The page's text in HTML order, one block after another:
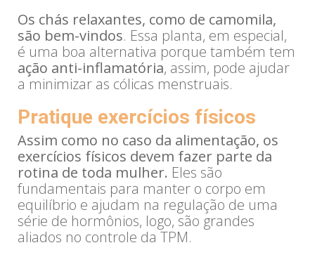
Os chás relaxantes, como de camomila,
são bem-vindos. Essa planta, em especial,
é uma boa alternativa porque também tem
ação anti-inflamatória, assim, pode ajudar
a minimizar as cólicas menstruais.
Pratique exercícios físicos
Assim como no caso da alimentação, os
exercícios físicos devem fazer parte da
rotina de toda mulher. Eles são
fundamentais para manter o corpo em
equilíbrio e ajudam na regulação de uma
série de hormônios, logo, são grandes
aliados no controle da TPM.